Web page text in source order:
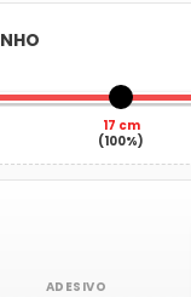
17 cm
(100%)
ADESIVO